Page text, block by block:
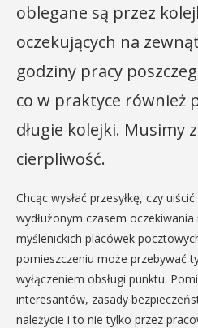
oblegane są przez
oczekujących na
godziny pracy
co w praktyce również
długie kolejki. Musimy
cierpliwość.
Chcąc wysłać przesyłkę, czy
wydłużonym czasem
myślenickich placówek
pomieszczeniu może przebywać
wyłączeniem obsługi punktu.
interesantów, zasady
należycie i to nie tylko przez